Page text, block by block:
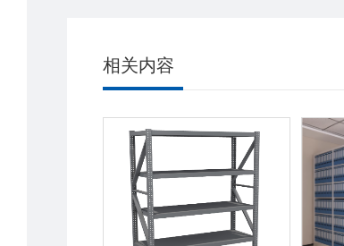
相关内容